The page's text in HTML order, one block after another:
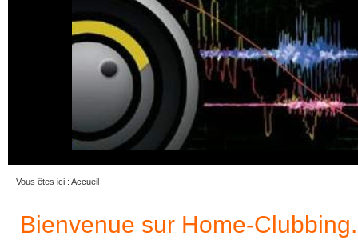
Vous êtes ici : Accueil
Bienvenue sur Home-